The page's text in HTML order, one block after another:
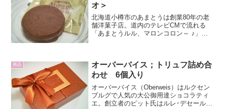
オ＞
北海道小樽市のあまとうは創業80年の老
舗洋菓子店。道内のテレビCMで流れる
「あまとうルル、マロンコロン～ ♪」の
た。大きさは、先...
商品
オーバーバイス；トリュフ詰め合
わせ 6個入り
オーバーバイス（Oberweis）はルクセン
ブルグで人気の大公御用達ショコラティ
エ。創立者のピット氏はルレ･デセールの